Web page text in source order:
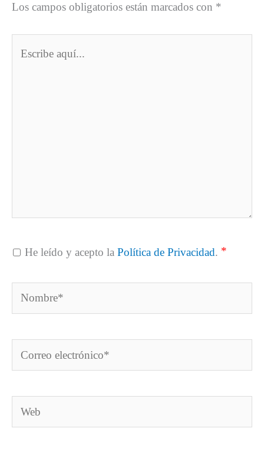
Los campos obligatorios están marcados con *
He leído y acepto la Política de Privacidad. *
Nombre*
Correo
electrónico*
Web